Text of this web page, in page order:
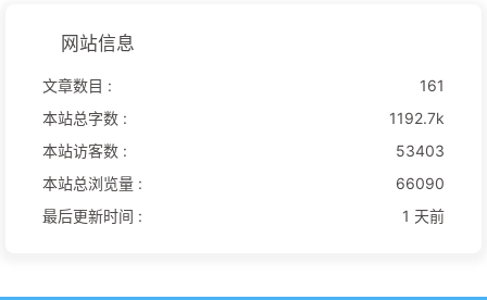
网站信息
文章数目 :
161
本站总字数 :
1192.7k
本站访客数 :
53403
本站总浏览量 :
66090
最后更新时间 :
1 天前